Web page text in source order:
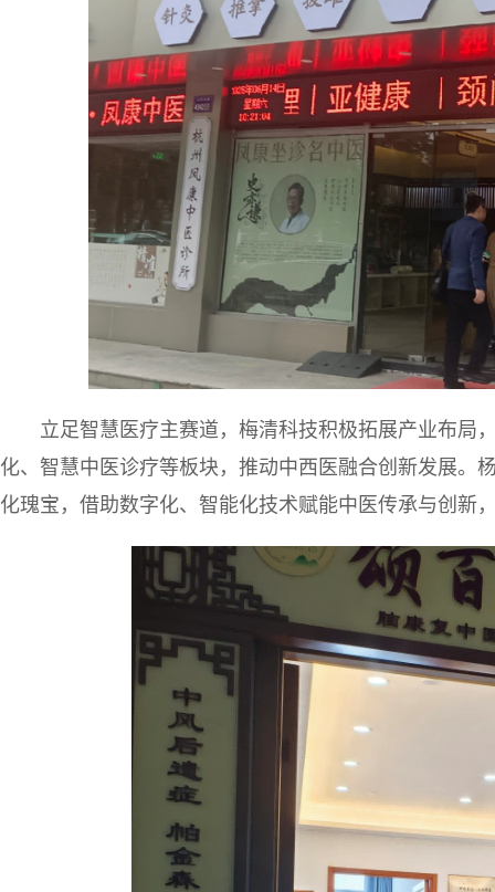
立足智慧医疗主赛道，梅清科技积极拓展产业布局
化、智慧中医诊疗等板块，推动中西医融合创新发展。
化瑰宝，借助数字化、智能化技术赋能中医传承与创新